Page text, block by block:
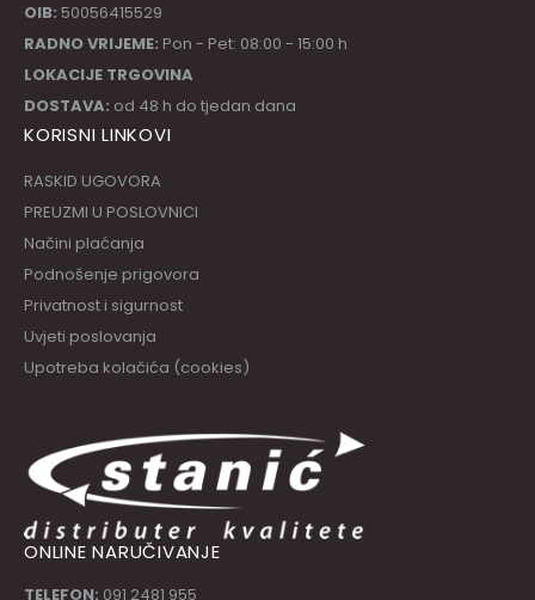
OIB: 50056415529
RADNO VRIJEME: Pon - Pet: 08:00 - 15:00 h
LOKACIJE TRGOVINA
DOSTAVA: od 48 h do tjedan dana
KORISNI LINKOVI
RASKID UGOVORA
PREUZMI U POSLOVNICI
Načini plaćanja
Podnošenje prigovora
Privatnost i sigurnost
Uvjeti poslovanja
Upotreba kolačića (cookies)
ONLINE NARUČIVANJE
TELEFON: 091 2481 955